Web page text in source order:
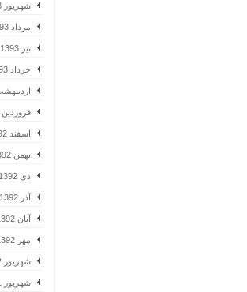
شهریور 1393 (2)
مرداد 1393 (2)
تیر 1393 (2)
خرداد 1393 (3)
اردیبهشت 1393 (1)
فروردین 1393 (2)
اسفند 1392 (1)
بهمن 1392 (1)
دی 1392 (2)
آذر 1392 (1)
آبان 1392 (4)
مهر 1392 (2)
شهریور 1392 (3)
شهریور 1391 (1)